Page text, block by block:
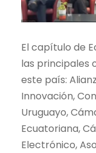
El capítulo de
las principales
este país:
Innovación,
Uruguayo,
Ecuatoriana,
Electrónico,